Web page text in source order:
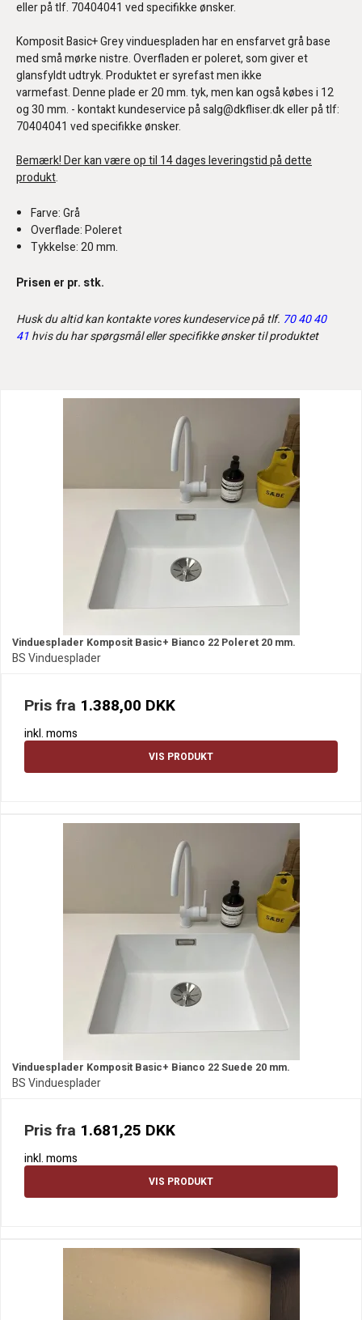
eller på tlf. 70404041 ved specifikke ønsker.
Komposit Basic+ Grey vinduespladen har en ensfarvet grå base
med små mørke nistre. Overfladen er poleret, som giver et
glansfyldt udtryk. Produktet er syrefast men ikke
varmefast. Denne plade er 20 mm. tyk, men kan også købes i 12
og 30 mm. - kontakt kundeservice på salg@dkfliser.dk eller på tlf:
70404041 ved specifikke ønsker.
Bemærk! Der kan være op til 14 dages leveringstid på dette
produkt.
Farve: Grå
Overflade: Poleret
Tykkelse: 20 mm.
Prisen er pr. stk.
Husk du altid kan kontakte vores kundeservice på tlf. 70 40 40
41hvis du har spørgsmål eller specifikke ønsker til produktet
Vinduesplader Komposit Basic+ Bianco 22 Poleret 20 mm.
BS Vinduesplader
Pris fra 1.388,00 DKK
inkl. moms
VIS PRODUKT
Vinduesplader Komposit Basic+ Bianco 22 Suede 20 mm.
BS Vinduesplader
Pris fra 1.681,25 DKK
inkl. moms
VIS PRODUKT